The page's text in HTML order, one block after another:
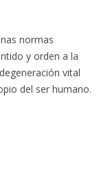
normas
y orden a la
vital
del ser humano.